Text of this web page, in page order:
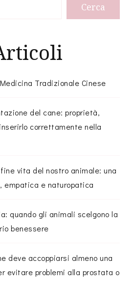
Cerca
Tradizionale Cinese
del cane: proprietà,
correttamente nella
vita del nostro animale: una
empatica e naturopatica
quando gli animali scelgono la
benessere
deve accoppiarsi almeno una
evitare problemi alla prostata o